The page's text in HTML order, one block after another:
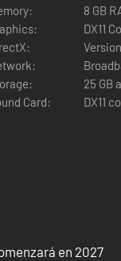
encadenada e
podrá ver su
supervivientes
8 GB
DX11
Version
25 GB
Card:
DX11
en 2027